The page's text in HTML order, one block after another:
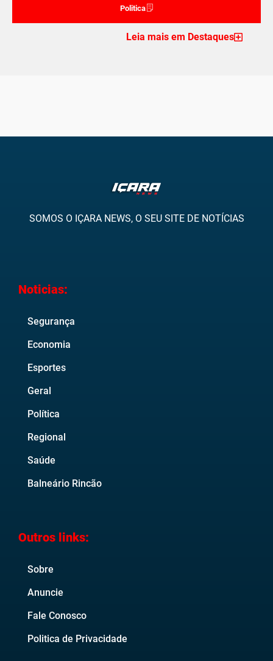
Politica
Leia mais em Destaques
SOMOS O IÇARA NEWS, O SEU SITE DE NOTÍCIAS
Noticias:
Segurança
Economia
Esportes
Geral
Política
Regional
Saúde
Balneário Rincão
Outros links:
Sobre
Anuncie
Fale Conosco
Politica de Privacidade